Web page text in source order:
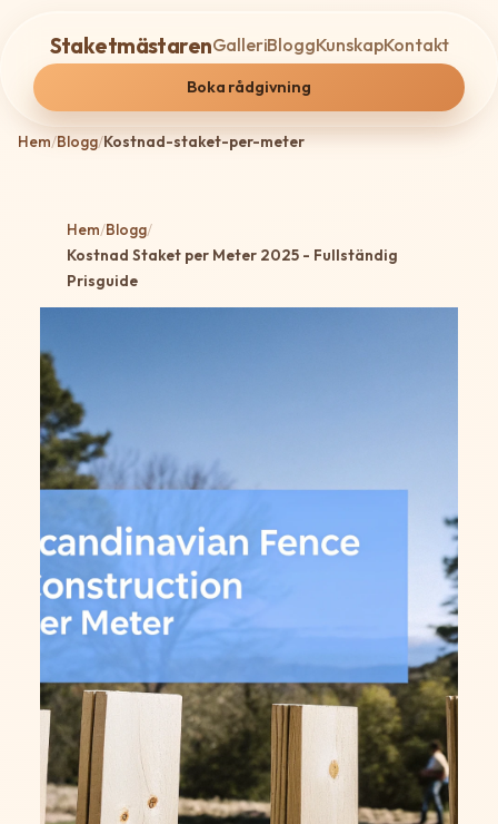
StaketmästarenGalleriBloggKunskapKontakt
Boka rådgivning
Hem/Blogg/Kostnad-staket-per-meter
Hem/Blogg/
Kostnad Staket per Meter 2025 - Fullständig
Prisguide